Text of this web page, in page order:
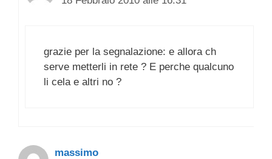
grazie per la segnalazione: e allora ch
serve metterli in rete ? E perche qualcuno
li cela e altri no ?
massimo